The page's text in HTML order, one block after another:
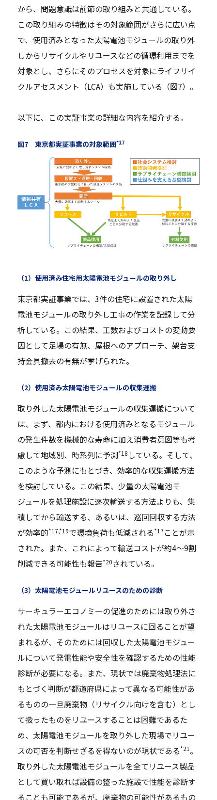
から、問題意識は前節の取り組みと共通している。
この取り組みの特徴はその対象範囲がさらに広い点
で、使用済みとなった太陽電池モジュールの取り外
しからリサイクルやリユースなどの循環利用までを
対象とし、さらにそのプロセスを対象にライフサイ
クルアセスメント（LCA）も実施している（図7）。
以下に、この実証事業の詳細な内容を紹介する。
図7 東京都実証事業の対象範囲*17
（1）使用済み住宅用太陽電池モジュールの取り外し
東京都実証事業では、3件の住宅に設置された太陽
電池モジュールの取り外し工事の作業を記録して分
析している。この結果、工数およびコストの変動要
因として足場の有無、屋根へのアプローチ、架台支
持金具撤去の有無が挙げられた。
（2）使用済み太陽電池モジュールの収集運搬
取り外した太陽電池モジュールの収集運搬について
は、まず、都内における使用済みとなるモジュール
の発生件数を機械的な寿命に加え消費者意図等も考
慮して地域別、時系列に予測*18 している。そして、
このような予測にもとづき、効率的な収集運搬方法
を検討している。この結果、少量の太陽電池モ
ジュールを処理施設に逐次輸送する方法よりも、集
積してから輸送する、あるいは、巡回回収する方法
が効率的*17,*19で環境負荷も低減される*17ことが示
された。また、これによって輸送コストが約4～9割
削減できる可能性も報告*20されている。
（3）太陽電池モジュールリユースのための診断
サーキュラーエコノミーの促進のためには取り外さ
れた太陽電池モジュールはリユースに回ることが望
まれるが、そのためには回収した太陽電池モジュー
ルについて発電性能や安全性を確認するための性能
診断が必要になる。また、現状では廃棄物処理法に
もとづく判断が都道府県によって異なる可能性があ
るものの一旦廃棄物（リサイクル向けを含む）とし
て扱ったものをリユースすることは困難であるた
め、太陽電池モジュールを取り外した現場でリユー
スの可否を判断せざるを得ないのが現状である*21。
取り外した太陽電池モジュールを全てリユース製品
として買い取れば設備の整った施設で性能を診断す
ることも可能であるが、廃棄物の可能性があるもの